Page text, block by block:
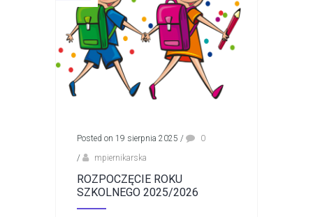
Posted on 19 sierpnia 2025 /
0
/
mpiernikarska
ROZPOCZĘCIE ROKU
SZKOLNEGO 2025/2026